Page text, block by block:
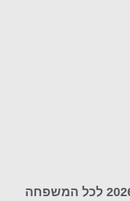
כל הפעילויות לחופש הגדול 2026 לכל המשפחה